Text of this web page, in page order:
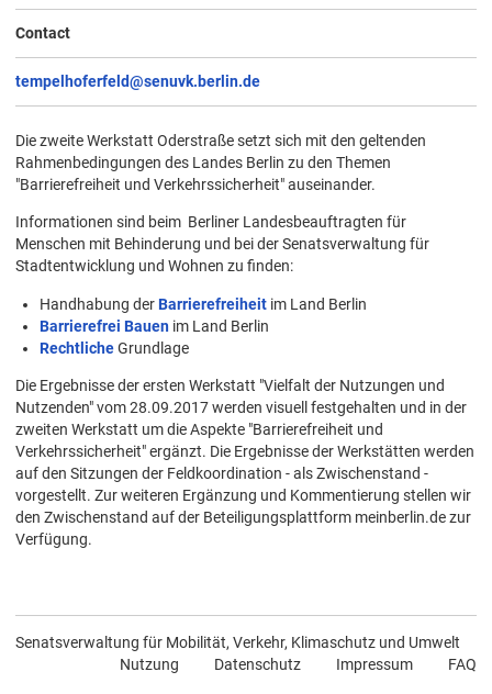
Contact
tempelhoferfeld@senuvk.berlin.de
Die zweite Werkstatt Oderstraße setzt sich mit den geltenden
Rahmenbedingungen des Landes Berlin zu den Themen
"Barrierefreiheit und Verkehrssicherheit" auseinander.
Informationen sind beim Berliner Landesbeauftragten für
Menschen mit Behinderung und bei der Senatsverwaltung für
Stadtentwicklung und Wohnen zu finden:
Handhabung derBarrierefreiheitim Land Berlin
Barrierefrei Bauen im Land Berlin
RechtlicheGrundlage
Die Ergebnisse der ersten Werkstatt "Vielfalt der Nutzungen und
Nutzenden" vom 28.09.2017 werden visuell festgehalten und in der
zweiten Werkstatt um die Aspekte "Barrierefreiheit und
Verkehrssicherheit" ergänzt. Die Ergebnisse der Werkstätten werden
auf den Sitzungen der Feldkoordination - als Zwischenstand -
vorgestellt. Zur weiteren Ergänzung und Kommentierung stellen wir
den Zwischenstand auf der Beteiligungsplattform meinberlin.de zur
Verfügung.
Senatsverwaltung für Mobilität, Verkehr, Klimaschutz und Umwelt
Nutzung
Datenschutz Impressum FAQ